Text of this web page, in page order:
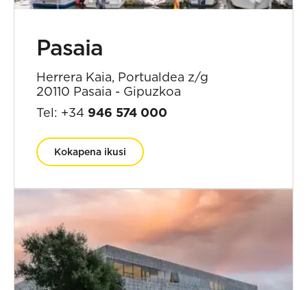
Pasaia
Herrera Kaia, Portualdea z/g
20110 Pasaia - Gipuzkoa
Tel: +34 946 574 000
Kokapena ikusi